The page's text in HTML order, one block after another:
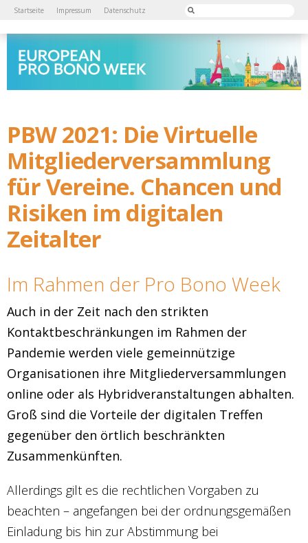
Startseite Impressum Datenschutz
PBW 2021: Die Virtuelle
Mitgliederversammlung
für Vereine. Chancen und
Risiken im digitalen
Zeitalter
Im Rahmen der Pro Bono Week
Auch in der Zeit nach den strikten
Kontaktbeschränkungen im Rahmen der
Pandemie werden viele gemeinnützige
Organisationen ihre Mitgliederversammlungen
online oder als Hybridveranstaltungen abhalten.
Groß sind die Vorteile der digitalen Treffen
gegenüber den örtlich beschränkten
Zusammenkünften.
Allerdings gilt es die rechtlichen Vorgaben zu
beachten – angefangen bei der ordnungsgemäßen
Einladung bis hin zur Abstimmung bei